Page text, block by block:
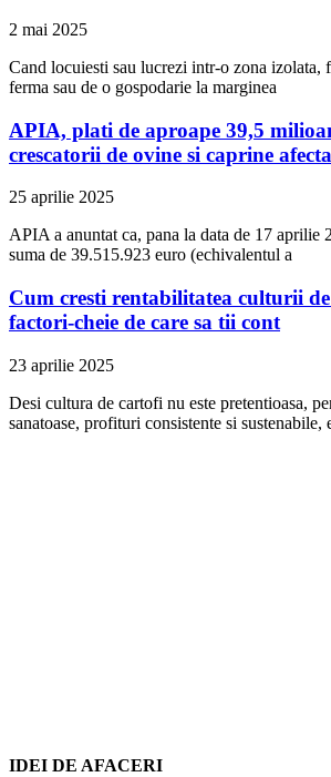
2 mai 2025
Cand locuiesti sau lucrezi intr-o zona izolata,
ferma sau de o gospodarie la marginea
APIA, plati de aproape 39,5
crescatorii de ovine si caprine
25 aprilie 2025
APIA a anuntat ca, pana la data de 17 aprilie
suma de 39.515.923 euro (echivalentul a
Cum cresti rentabilitatea culturii
factori-cheie de care sa tii cont
23 aprilie 2025
Desi cultura de cartofi nu este pretentioasa,
sanatoase, profituri consistente si sustenabile,
IDEI DE AFACERI